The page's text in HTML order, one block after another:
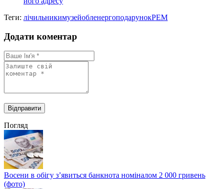
Теги: лічильникимузейобленергоподарунокРЕМ
Додати коментар
Погляд
Восени в обігу з’явиться банкнота номіналом 2 000 гривень
(фото)